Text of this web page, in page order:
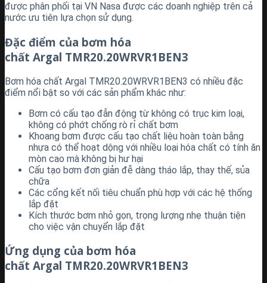
được phân phối tại VN Nasa được các doanh nghiệp trên cả
nước ưu tiên lựa chọn sử dụng.
Đặc điểm của bơm hóa
chất Argal TMR20.20WRVR1BEN3
Bơm hóa chất Argal TMR20.20WRVR1BEN3 có nhiều đặc
điểm nổi bật so với các sản phẩm khác như:
Bơm có cấu tạo đẫn động từ không có trục kim loại,
không có phớt chống rò rỉ chất bơm
Khoang bơm được cấu tạo chất liệu hoàn toàn bằng
nhựa có thể hoạt dộng với nhiều loại hóa chất có tính ăn
mòn cao mà không bị hư hại
Cấu tạo bơm đơn giản đễ dàng tháo lắp, thay thế, sủa
chữa
Các cổng kết nối tiêu chuẩn phù hợp với các hệ thống
lắp đặt
Kích thước bơm nhỏ gọn, trọng lượng nhẹ thuận tiện
cho việc vận chuyển lắp đặt
Ứng dụng của bơm hóa
chất Argal TMR20.20WRVR1BEN3